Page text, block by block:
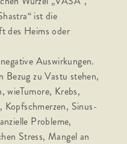
ist die
des Heims oder
Auswirkungen.
zu Vastu stehen,
wieTumore, Krebs,
Kopfschmerzen, Sinus-
Probleme,
Stress, Mangel an